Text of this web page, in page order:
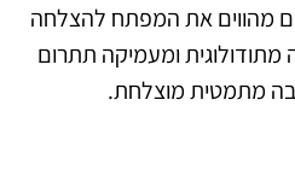
מהווים את המפתח להצלחה
ומעמיקה תתרום
מתמטית מוצלחת.